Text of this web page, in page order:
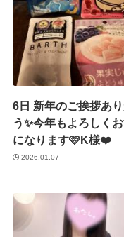
6日 新年のご挨拶あ
う✨今年もよろしく
になります🩷K様❤️
2026.01.07